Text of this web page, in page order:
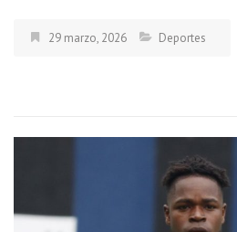
29 marzo, 2026 Deportes